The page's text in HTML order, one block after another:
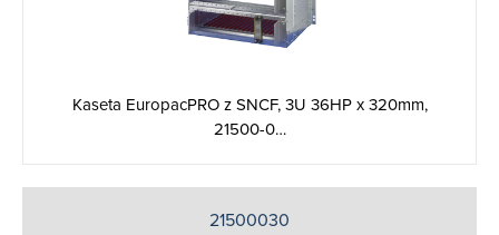
Kaseta EuropacPRO z SNCF, 3U 36HP x 320mm,
21500-0…
21500030